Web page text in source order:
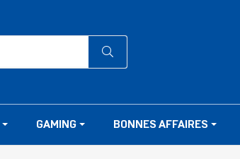
GAMING BONNES AFFAIRES